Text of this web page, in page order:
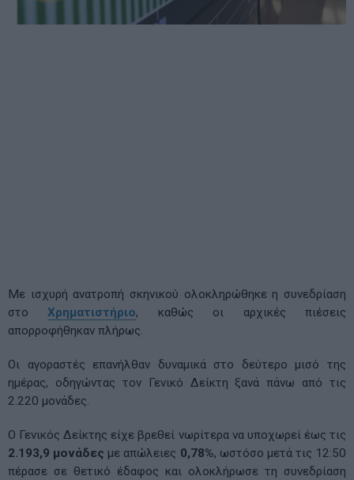
Με ισχυρή ανατροπή σκηνικού ολοκληρώθηκε η συνεδρίαση
στοΧρηματιστήριο, καθώς οι αρχικές πιέσεις
απορροφήθηκαν πλήρως.
Οι αγοραστές επανήλθαν δυναμικά στο δεύτερο μισό της
ημέρας, οδηγώντας τον Γενικό Δείκτη ξανά πάνω από τις
2.220 μονάδες.
Ο Γενικός Δείκτης είχε βρεθεί νωρίτερα να υποχωρεί έως τις
2.193,9 μονάδες με απώλειες 0,78%, ωστόσο μετά τις 12:50
πέρασε σε θετικό έδαφος και ολοκλήρωσε τη συνεδρίαση